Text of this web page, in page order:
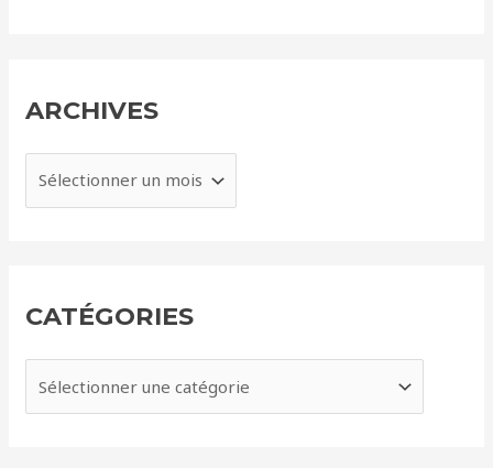
ARCHIVES
r
e
CATÉGORIES
a